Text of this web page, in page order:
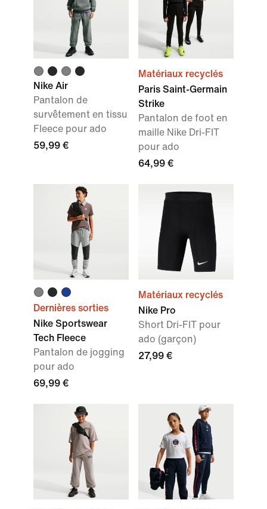
Nike Air
Pantalon de
survêtement en tissu
Fleece pour ado
59,99 €
Matériaux recyclés
Paris Saint-Germain
Strike
Pantalon de foot en
maille Nike Dri-FIT
pour ado
64,99 €
Dernières sorties
Nike Sportswear
Tech Fleece
Pantalon de jogging
pour ado
69,99 €
Matériaux recyclés
Nike Pro
Short Dri-FIT pour
ado (garçon)
27,99 €